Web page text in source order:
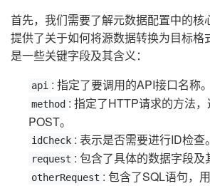
首先，我们需要了解元数据配置中的核
提供了关于如何将源数据转换为目标格
是一些关键字段及其含义：
api : 指定了要调用的API接口名称。
method : 指定了HTTP请求的方法
POST。
idCheck : 表示是否需要进行ID检查。
request : 包含了具体的数据字段及
otherRequest : 包含了SQL语句，